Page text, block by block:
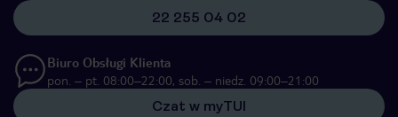
22 255 04 02
Biuro Obsługi Klienta
pon. – pt. 08:00–22:00, sob. – niedz. 09:00–21:00
Czat w myTUI